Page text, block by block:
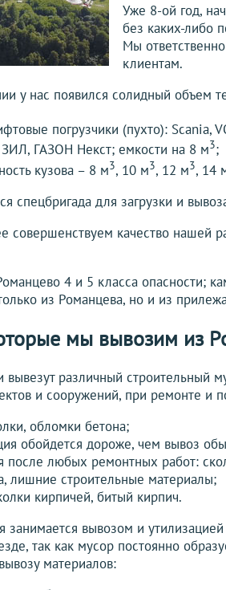
Уже 8-ой год,
без каких-либо
Мы
клиентам.
у нас появился солидный объем
погрузчики (пухто): Scania,
ГАЗОН Некст; емкости на 8 м3;
кузова – 8 м3, 10 м3, 12 м3, 14
спецбригада для загрузки и
качество нашей
4 и 5 класса опасности;
из Романцева, но и из
мы вывозим из
вывезут различный строительный
и сооружений, при ремонте и
обломки бетона;
обойдется дороже, чем вывоз
после любых ремонтных работ:
лишние строительные материалы;
кирпичей, битый кирпич.
занимается вывозом и
так как мусор постоянно
материалов: